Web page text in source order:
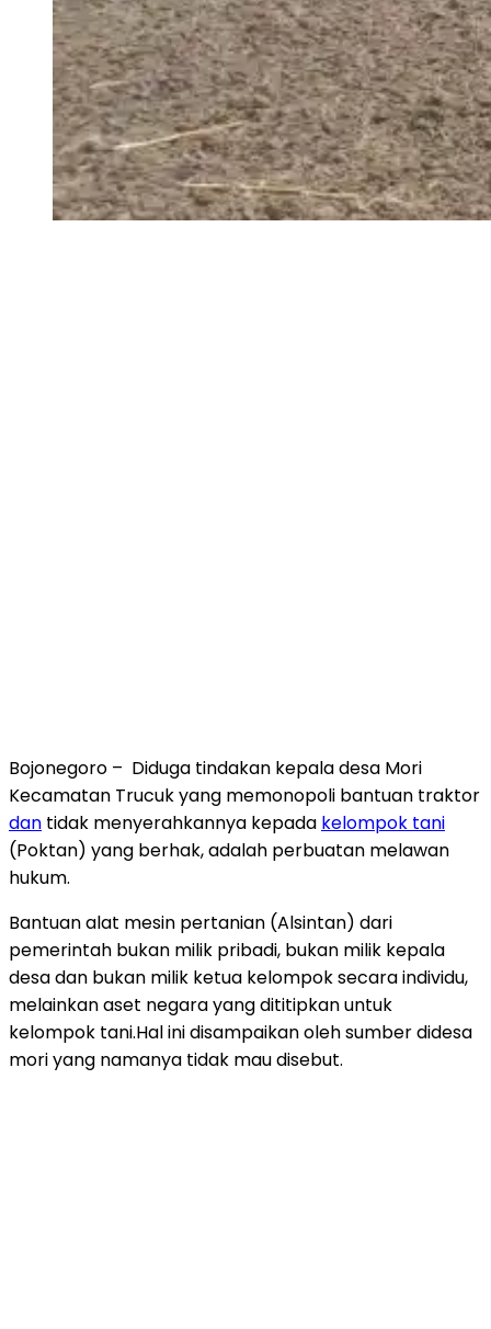
Bojonegoro – Diduga tindakan kepala desa Mori
Kecamatan Trucuk yang memonopoli bantuan traktor
dan tidak menyerahkannya kepada kelompok tani
(Poktan) yang berhak, adalah perbuatan melawan
hukum.
Bantuan alat mesin pertanian (Alsintan) dari
pemerintah bukan milik pribadi, bukan milik kepala
desa dan bukan milik ketua kelompok secara individu,
melainkan aset negara yang dititipkan untuk
kelompok tani.Hal ini disampaikan oleh sumber didesa
mori yang namanya tidak mau disebut.